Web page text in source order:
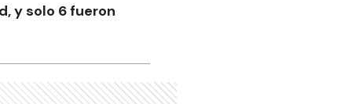
y solo 6 fueron